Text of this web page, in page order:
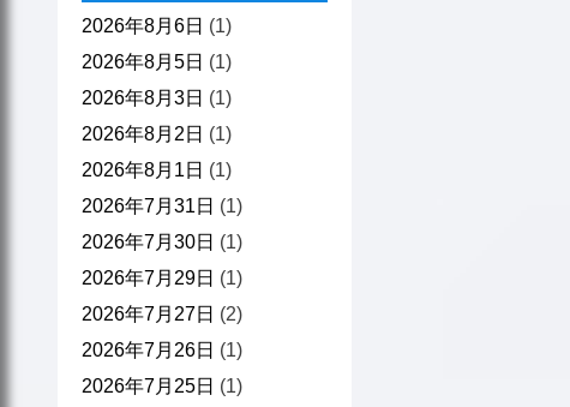
2026年8月6日 (1)
2026年8月5日 (1)
2026年8月3日 (1)
2026年8月2日 (1)
2026年8月1日 (1)
2026年7月31日 (1)
2026年7月30日 (1)
2026年7月29日 (1)
2026年7月27日 (2)
2026年7月26日 (1)
2026年7月25日 (1)